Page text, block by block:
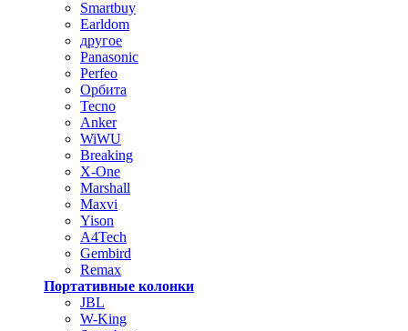
Smartbuy
Earldom
другое
Panasonic
Perfeo
Орбита
Tecno
Anker
WiWU
Breaking
X-One
Marshall
Maxvi
Yison
A4Tech
Gembird
Remax
Портативные колонки
JBL
W-King